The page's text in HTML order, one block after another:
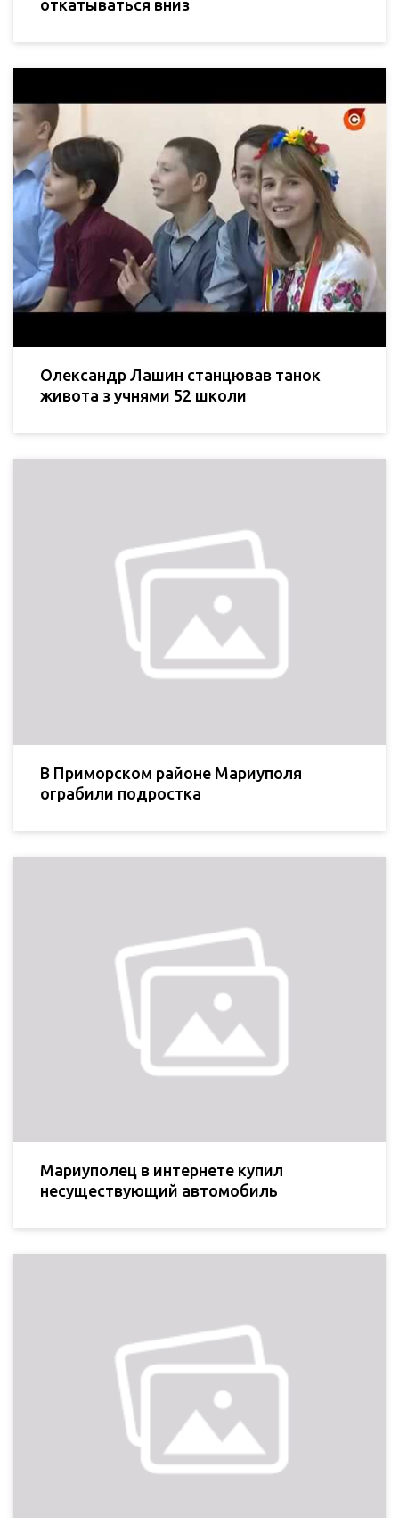
откатываться вниз
Олександр Лашин станцював танок
живота з учнями 52 школи
В Приморском районе Мариуполя
ограбили подростка
Мариуполец в интернете купил
несуществующий автомобиль